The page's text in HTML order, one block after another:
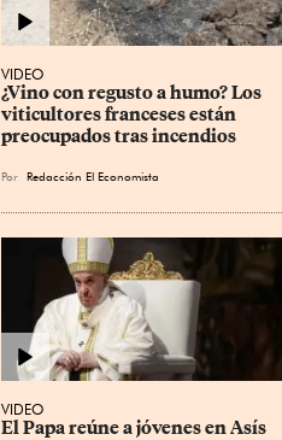
VIDEO
¿Vino con regusto a humo? Los
viticultores franceses están
preocupados tras incendios
Por Redacción El Economista
VIDEO
El Papa reúne a jóvenes en Asís